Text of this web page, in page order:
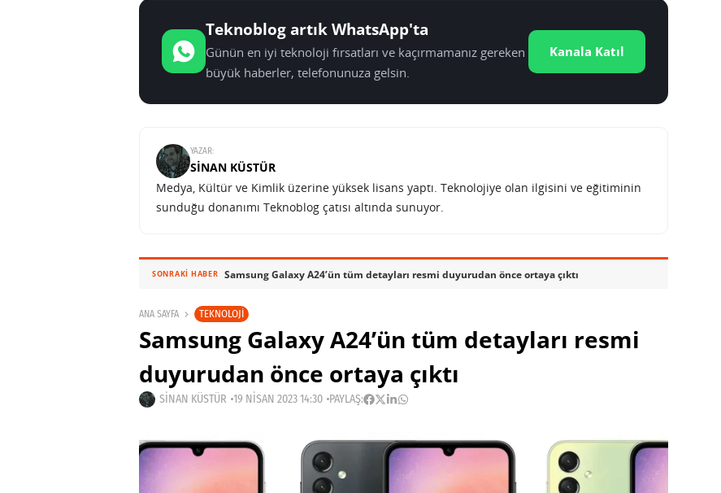
Teknoblog artık WhatsApp'ta
Günün en iyi teknoloji fırsatları ve kaçırmamanız gereken
büyük haberler, telefonunuza gelsin.
Kanala Katıl
YAZAR:
SINAN KÜSTÜR
Medya, Kültür ve Kimlik üzerine yüksek lisans yaptı. Teknolojiye olan ilgisini ve eğitiminin
sunduğu donanımı Teknoblog çatısı altında sunuyor.
SONRAKI HABER Samsung Galaxy A24’ün tüm detayları resmi duyurudan önce ortaya çıktı
ANA SAYFA TEKNOLOJI
Samsung Galaxy A24’ün tüm detayları resmi
duyurudan önce ortaya çıktı
SINAN KÜSTÜR 19 NISAN 2023 14:30 PAYLAŞ: